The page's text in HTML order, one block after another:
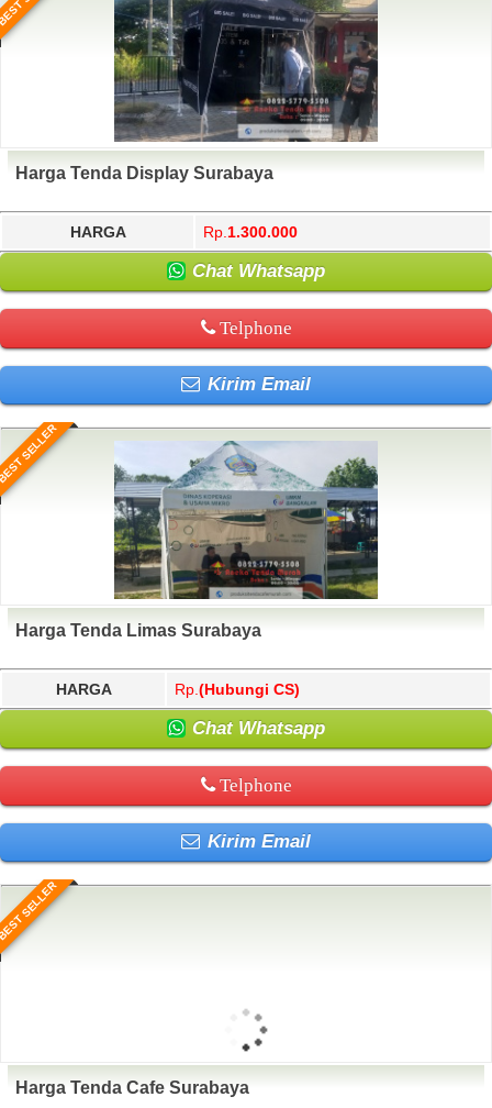
Harga Tenda Display Surabaya
HARGA Rp. 1.300.000
Chat Whatsapp
Telphone
Kirim Email
SELLER
Harga Tenda Limas Surabaya
HARGA Rp. (Hubungi CS)
Chat Whatsapp
Telphone
Kirim Email
SELLER
Harga Tenda Cafe Surabaya